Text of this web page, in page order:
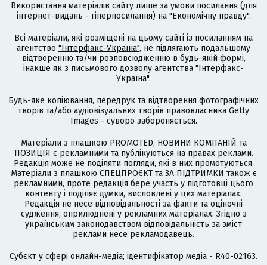
Використання матеріалів сайту лише за умови посилання (для
інтернет-видань - гіперпосилання) на "Економічну правду".
Всі матеріали, які розміщені на цьому сайті із посиланням на
агентство "Інтерфакс-Україна", не підлягають подальшому
відтворенню та/чи розповсюдженню в будь-якій формі,
інакше як з письмового дозволу агентства "Інтерфакс-
Україна".
Будь-яке копіювання, передрук та відтворення фотографічних
творів та/або аудіовізуальних творів правовласника Getty
Images - суворо забороняється.
Матеріали з плашкою PROMOTED, НОВИНИ КОМПАНІЙ та
ПОЗИЦІЯ є рекламними та публікуються на правах реклами.
Редакція може не поділяти погляди, які в них промотуються.
Матеріали з плашкою СПЕЦПРОЄКТ та ЗА ПІДТРИМКИ також є
рекламними, проте редакція бере участь у підготовці цього
контенту і поділяє думки, висловлені у цих матеріалах.
Редакція не несе відповідальності за факти та оціночні
судження, оприлюднені у рекламних матеріалах. Згідно з
українським законодавством відповідальність за зміст
реклами несе рекламодавець.
Cубєкт у сфері онлайн-медіа; ідентифікатор медіа - R40-02163.